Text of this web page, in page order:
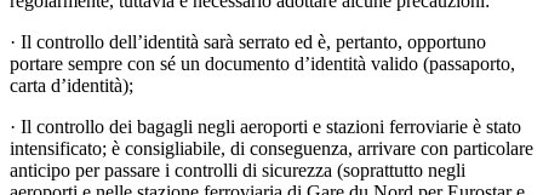
· Il controllo dell’identità sarà serrato ed è, pertanto, opportuno
portare sempre con sé un documento d’identità valido (passaporto,
carta d’identità);
· Il controllo dei bagagli negli aeroporti e stazioni ferroviarie è stato
intensificato; è consigliabile, di conseguenza, arrivare con particolare
anticipo per passare i controlli di sicurezza (soprattutto negli